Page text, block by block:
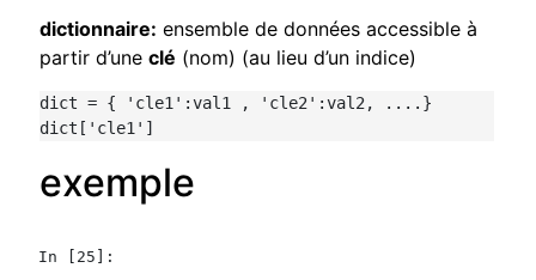
dictionnaire: ensemble de données accessible à
partir d’uneclé (nom) (au lieu d’un indice)
dict = { 'cle1':val1 , 'cle2':val2, ....}
exemple
In [25]: